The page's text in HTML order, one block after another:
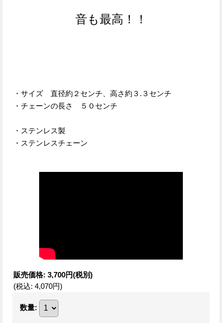
音も最高！！
・サイズ 直径約２センチ、高さ約３.３センチ
・チェーンの長さ ５０センチ
・ステンレス製
・ステンレスチェーン
販売価格: 3,700円(税別)
(税込: 4,070円)
数量: